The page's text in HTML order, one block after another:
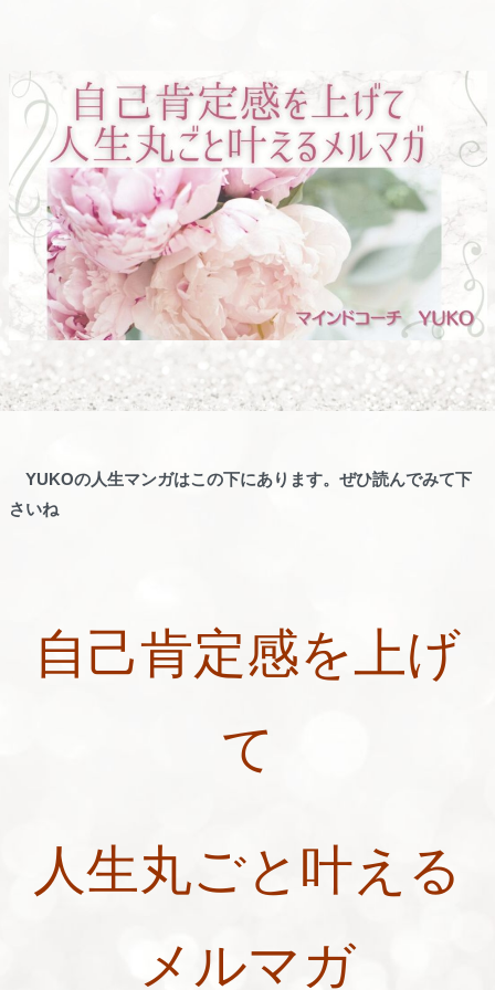
YUKOの人生マンガはこの下にあります。ぜひ読んでみて下
さいね
自己肯定感を上げ
て
人生丸ごと叶える
メルマガ